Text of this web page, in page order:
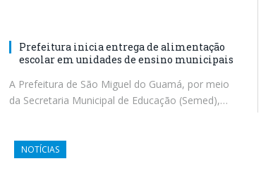
Prefeitura inicia entrega de alimentação
escolar em unidades de ensino municipais
A Prefeitura de São Miguel do Guamá, por meio
da Secretaria Municipal de Educação (Semed),…
NOTÍCIAS